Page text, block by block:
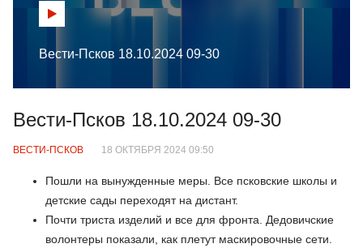
Вести-Псков 18.10.2024 09-30
Вести-Псков 18.10.2024 09-30
ВЕСТИ-ПСКОВ 18 ОКТЯБРЯ 2024 09:50
Пошли на вынужденные меры. Все псковские школы и
детские сады переходят на дистант.
Почти триста изделий и все для фронта. Дедовичские
волонтеры показали, как плетут маскировочные сети.